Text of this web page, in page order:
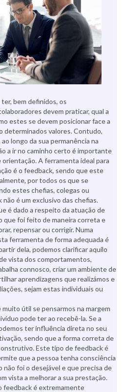
bem definidos, os
devem praticar, qual a
estes se devem posicionar face a
determinados valores. Contudo,
longo da sua permanência na
a ir no caminho certo é importante
A ferramenta ideal para
é o feedback, sendo que este
por todos os que se
estes chefias, colegas ou
é um exclusivo das chefias.
é dado a respeito da atuação de
que foi feito de maneira correta e
repensar ou corrigir. Numa
ferramenta de forma adequada é
dela, podemos clarificar aquilo
vista dos comportamentos,
connosco, criar um ambiente de
aprendizagens que realizámos e
sejam estas individuais ou
útil se pensarmos na margem
pode ter ao recebê-la. Se a
ter influência direta no seu
sendo que a forma correta de
Este tipo de feedback é
que a pessoa tenha consciência
foi o desejável e que precisa de
vista a melhorar a sua prestação.
feedback é extremamente